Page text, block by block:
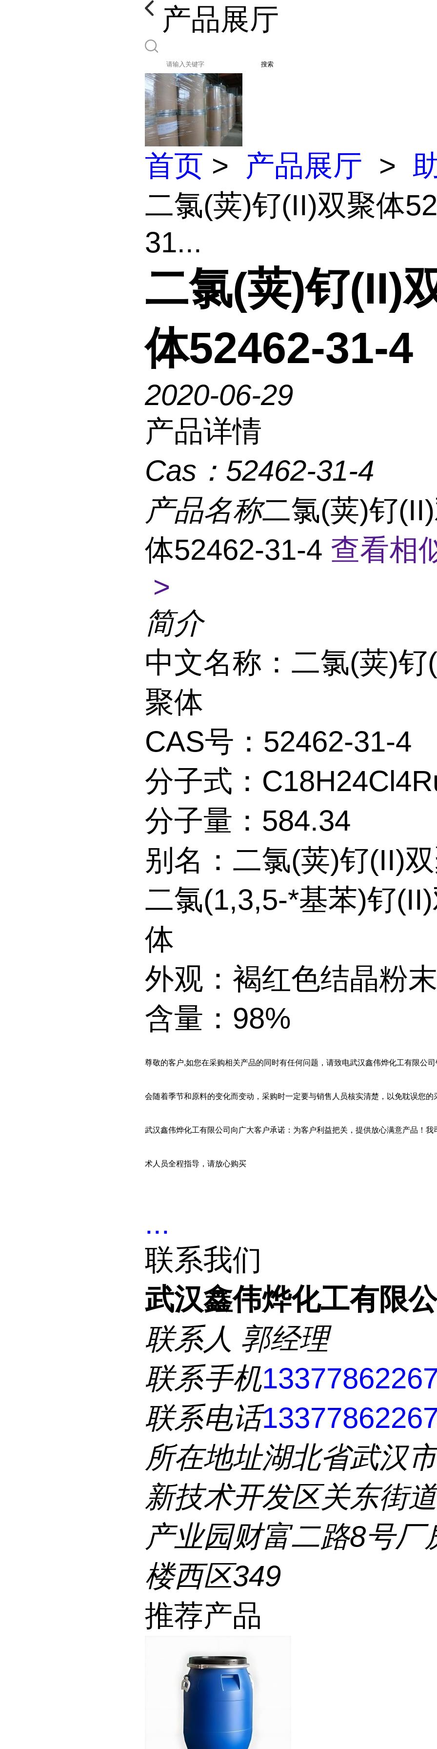
产品展厅
搜索
首页 > 产品展厅 >
二氯(荚)钌(II)双聚体
31...
二氯(荚)钌(II)
体52462-31-4
2020-06-29
产品详情
Cas： 52462-31-4
产品名称二氯(荚)钌
体52462-31-4 查看相
>
简介
中文名称：二氯(荚)钌
聚体
CAS号：52462-31-4
分子式：
分子量：584.34
别名：二氯(荚)钌(II)
二氯(1,3,5-*基苯)钌
体
外观：褐红色结晶粉末
含量：98%
尊敬的客户,如您在采购相关产品的同时有任何问题，请致电武汉鑫伟烨化工有限公
会随着季节和原料的变化而变动，采购时一定要与销售人员核实清楚，以免耽误您的
武汉鑫伟烨化工有限公司向广大客户承诺：为客户利益把关，提供放心满意产品！我
术人员全程指导，请放心购买
...
联系我们
武汉鑫伟烨化工有限
联系人 郭经理
联系手机
联系电话
所在地址湖北省武汉
新技术开发区关东街
产业园财富二路8号厂
楼西区349
推荐产品